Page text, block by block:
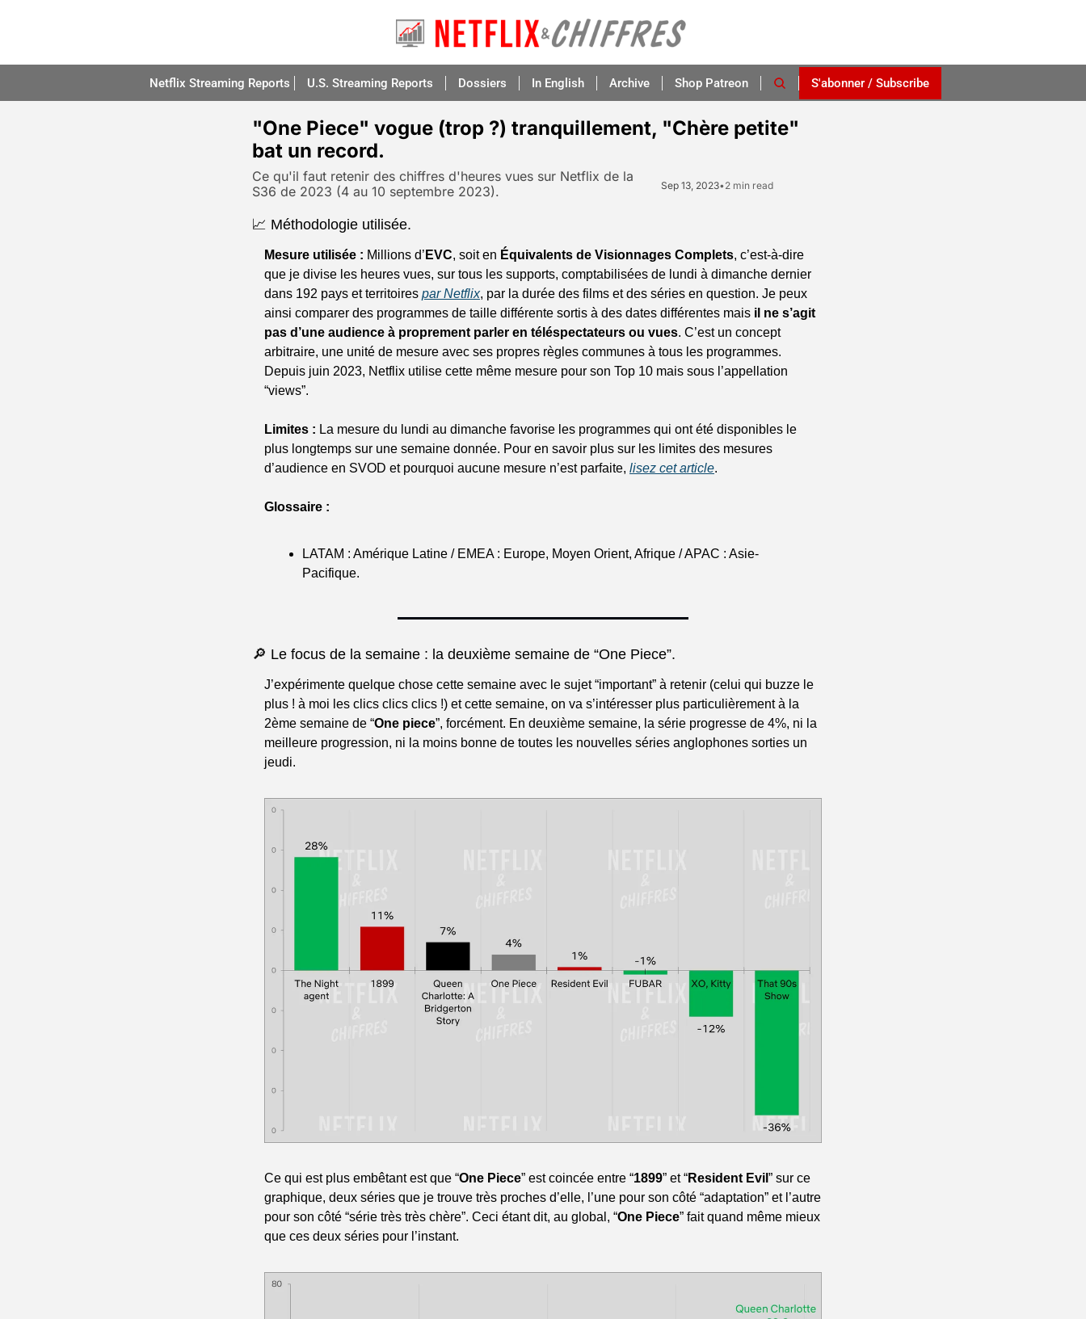
Netflix Streaming Reports U.S. Streaming Reports Dossiers In English Archive Shop Patreon S'abonner / Subscribe
"One Piece" vogue (trop ?) tranquillement, "Chère petite"
bat un record.
Ce qu'il faut retenir des chiffres d'heures vues sur Netflix de la
S36 de 2023 (4 au 10 septembre 2023).
Sep 13, 2023•2 min read
📈 Méthodologie utilisée.
Mesure utilisée : Millions d’ EVC, soit en Équivalents de Visionnages Complets, c’est-à-dire
que je divise les heures vues, sur tous les supports, comptabilisées de lundi à dimanche dernier
dans 192 pays et territoires par Netflix, par la durée des films et des séries en question. Je peux
ainsi comparer des programmes de taille différente sortis à des dates différentes mais il ne s’agit
pas d’une audience à proprement parler en téléspectateurs ou vues. C’est un concept
arbitraire, une unité de mesure avec ses propres règles communes à tous les programmes.
Depuis juin 2023, Netflix utilise cette même mesure pour son Top 10 mais sous l’appellation
“views”.
Limites : La mesure du lundi au dimanche favorise les programmes qui ont été disponibles le
plus longtemps sur une semaine donnée. Pour en savoir plus sur les limites des mesures
d’audience en SVOD et pourquoi aucune mesure n’est parfaite, lisez cet article.
Glossaire :
LATAM : Amérique Latine / EMEA : Europe, Moyen Orient, Afrique / APAC : Asie-
Pacifique.
🔎 Le focus de la semaine : la deuxième semaine de “One Piece”.
J’expérimente quelque chose cette semaine avec le sujet “important” à retenir (celui qui buzze le
plus ! à moi les clics clics clics !) et cette semaine, on va s’intéresser plus particulièrement à la
2ème semaine de “One piece”, forcément. En deuxième semaine, la série progresse de 4%, ni la
meilleure progression, ni la moins bonne de toutes les nouvelles séries anglophones sorties un
jeudi.
Ce qui est plus embêtant est que “One Piece” est coincée entre “1899” et “Resident Evil ” sur ce
graphique, deux séries que je trouve très proches d’elle, l’une pour son côté “adaptation” et l’autre
pour son côté “série très très chère”. Ceci étant dit, au global, “One Piece” fait quand même mieux
que ces deux séries pour l’instant.